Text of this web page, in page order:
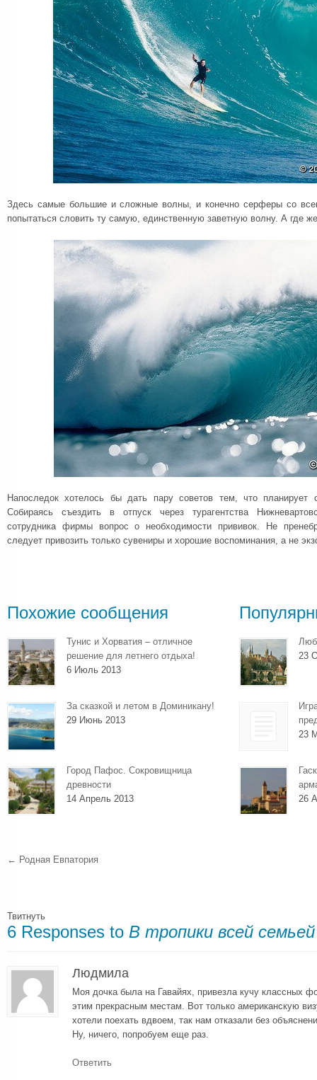
Здесь самые большие и сложные волны, и конечно серферы со
попытаться словить ту самую, единственную заветную волну. А где
Напоследок хотелось бы дать пару советов тем, что планирует
Собираясь съездить в отпуск через турагентства
сотрудника фирмы вопрос о необходимости прививок. Не
следует привозить только сувениры и хорошие воспоминания, а не
Похожие сообщения
Тунис и Хорватия – отличное
решение для летнего отдыха!
6 Июль 2013
За сказкой и летом в Доминикану!
29 Июнь 2013
Город Пафос. Сокровищница
древности
14 Апрель 2013
23
23
26
← Родная Евпатория
Твитнуть
6 Responses to В тропики всей семьей
Людмила
Моя дочка была на Гавайях, привезла кучу классных
этим прекрасным местам. Вот только американскую
хотели поехать вдвоем, так нам отказали без
Ну, ничего, попробуем еще раз.
Ответить